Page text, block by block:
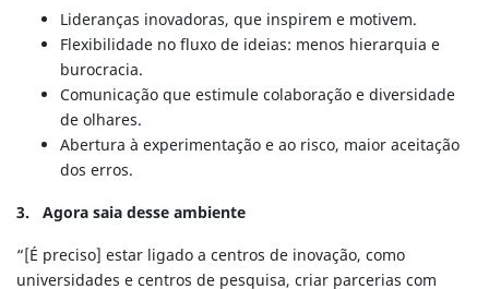
Lideranças inovadoras, que inspirem e motivem.
Flexibilidade no fluxo de ideias: menos hierarquia e
burocracia.
Comunicação que estimule colaboração e diversidade
de olhares.
Abertura à experimentação e ao risco, maior aceitação
dos erros.
3. Agora saia desse ambiente
“[É preciso] estar ligado a centros de inovação, como
universidades e centros de pesquisa, criar parcerias com